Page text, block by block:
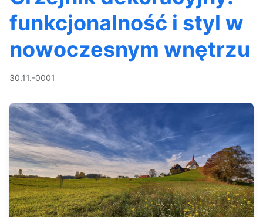
funkcjonalność i styl w
nowoczesnym wnętrzu
30.11.-0001